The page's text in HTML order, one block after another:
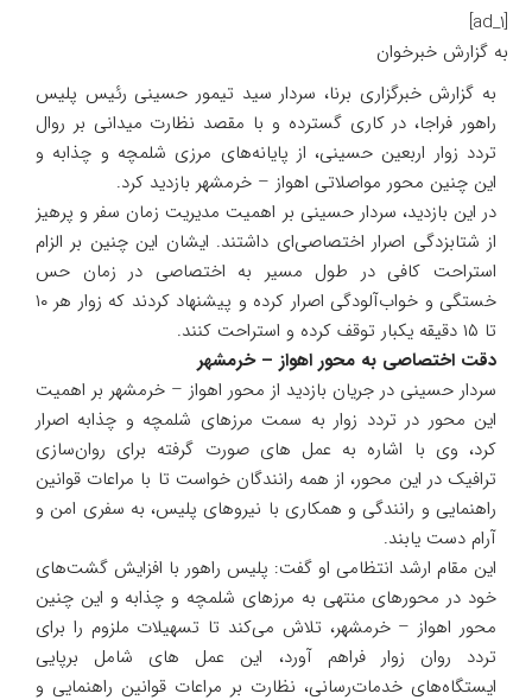
[ad_1]
به گزارش خبرخوان
به گزارش خبرگزاری برنا، سردار سید تیمور حسینی رئیس پلیس
راهور فراجا، در کاری گسترده و با مقصد نظارت میدانی بر روال
تردد زوار اربعین حسینی، از پایانه‌های مرزی شلمچه و چذابه و
این چنین محور مواصلاتی اهواز – خرمشهر بازدید کرد.
در این بازدید، سردار حسینی بر اهمیت مدیریت زمان سفر و پرهیز
از شتابزدگی اصرار اختصاصی‌ای داشتند. ایشان این چنین بر الزام
استراحت کافی در طول مسیر به اختصاصی در زمان حس
خستگی و خواب‌آلودگی اصرار کرده و پیشنهاد کردند که زوار هر ۱۰
تا ۱۵ دقیقه یکبار توقف کرده و استراحت کنند.
دقت اختصاصی به محور اهواز – خرمشهر
سردار حسینی در جریان بازدید از محور اهواز – خرمشهر بر اهمیت
این محور در تردد زوار به سمت مرز‌های شلمچه و چذابه اصرار
کرد، وی با اشاره به عمل های صورت گرفته برای روان‌سازی
ترافیک در این محور، از همه رانندگان خواست تا با مراعات قوانین
راهنمایی و رانندگی و همکاری با نیرو‌های پلیس، به سفری امن و
آرام دست یابند.
این مقام ارشد انتظامی او گفت: پلیس راهور با افزایش گشت‌های
خود در محور‌های منتهی به مرز‌های شلمچه و چذابه و این چنین
محور اهواز – خرمشهر، تلاش می‌کند تا تسهیلات ملزوم را برای
تردد روان زوار فراهم آورد، این عمل های شامل برپایی
ایستگاه‌های خدمات‌رسانی، نظارت بر مراعات قوانین راهنمایی و